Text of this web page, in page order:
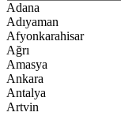
Adana
Adıyaman
Afyonkarahisar
Ağrı
Amasya
Ankara
Antalya
Artvin